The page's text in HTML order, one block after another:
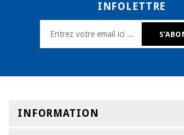
INFOLETTRE
INFORMATION